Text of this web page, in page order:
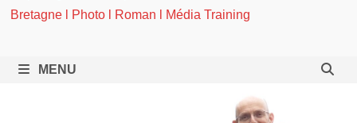
Bretagne l Photo l Roman l Média Training
MENU